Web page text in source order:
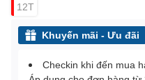
12T
Khuyến mãi - Ưu đãi
Checkin khi đến mua